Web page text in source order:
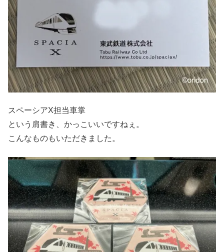
スペーシアX担当車掌
という肩書き、かっこいいですねぇ。
こんなものもいただきました。